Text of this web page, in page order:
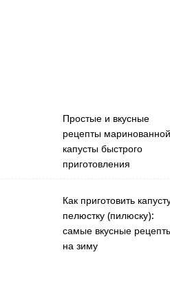
Простые и вкусные
рецепты маринованной
капусты быстрого
приготовления
Как приготовить
пелюстку (пилюску):
самые вкусные
на зиму